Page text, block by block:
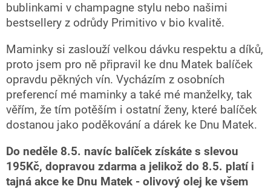
bublinkami v champagne stylu nebo našimi
bestsellery z odrůdy Primitivo v bio kvalitě.
Maminky si zaslouží velkou dávku respektu a díků,
proto jsem pro ně připravil ke dnu Matek balíček
opravdu pěkných vín. Vycházím z osobních
preferencí mé maminky a také mé manželky, tak
věřím, že tím potěším i ostatní ženy, které balíček
dostanou jako poděkování a dárek ke Dnu Matek.
Do neděle 8.5. navíc balíček získáte s slevou
195Kč, dopravou zdarma a jelikož do 8.5. platí i
tajná akce ke Dnu Matek - olivový olej ke všem